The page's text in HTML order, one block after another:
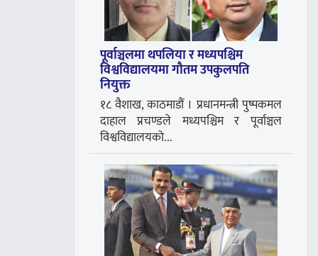
पूर्वाञ्चलमा थपलिया र मध्यपश्चिम
विश्वविद्यालयमा गौतम उपकुलपति
नियुक्त
१८ वैशाख, काठमाडौं । प्रधानमन्त्री पुष्पकमल
दाहाल प्रचण्डले मध्यपश्चिम र पूर्वाञ्चल
विश्वविद्यालयको...